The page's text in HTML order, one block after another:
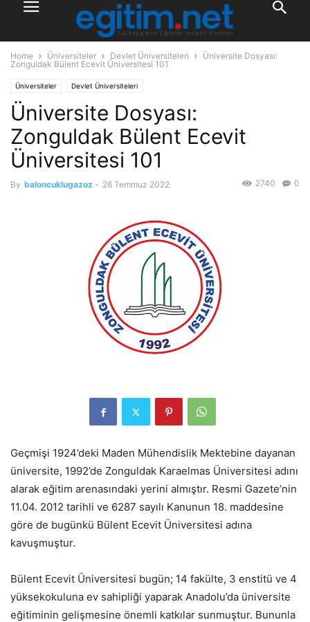
Home Üniversiteler Devlet Üniversiteleri
Üniversite Dosyası:
Zonguldak Bülent Ecevit Üniversitesi 101
Üniversiteler Devlet Üniversiteleri
Üniversite Dosyası:
Zonguldak Bülent Ecevit
Üniversitesi 101
By baloncuklugazoz - 26 Temmuz 2022 0
2740
Geçmişi 1924’deki Maden Mühendislik Mektebine dayanan
üniversite, 1992’de Zonguldak Karaelmas Üniversitesi adını
alarak eğitim arenasındaki yerini almıştır. Resmi Gazete’nin
11.04. 2012 tarihli ve 6287 sayılı Kanunun 18. maddesine
göre de bugünkü Bülent Ecevit Üniversitesi adına
kavuşmuştur.
Bülent Ecevit Üniversitesi bugün; 14 fakülte, 3 enstitü ve 4
yüksekokuluna ev sahipliği yaparak Anadolu’da üniversite
eğitiminin gelişmesine önemli katkılar sunmuştur. Bununla